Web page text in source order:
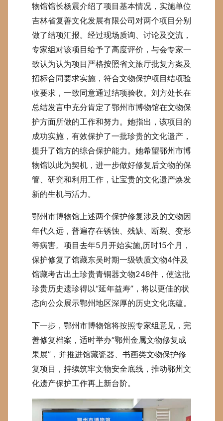
物馆馆长杨震介绍了项目基本情况，实施单位
吉林省复善文化发展有限公司对两个项目分别
做了结项汇报。经过现场质询、讨论及交流，
专家组对该项目给予了高度评价，与会专家一
致认为认为项目严格按照省文旅厅批复方案及
招标合同要求实施，符合文物保护项目结项验
收要求，一致同意通过结项验收。刘方处长在
总结发言中充分肯定了鄂州市博物馆在文物保
护方面所做的工作和努力。她指出，该项目的
成功实施，有效保护了一批珍贵的文化遗产，
提升了馆方的综合保护能力。她希望鄂州市博
物馆以此为契机，进一步做好修复后文物的保
管、研究和利用工作，让宝贵的文化遗产焕发
新的生机与活力。
鄂州市博物馆上述两个保护修复涉及的文物因
年代久远，普遍存在锈蚀、残缺、断裂、变形
等病害。项目去年5月开始实施,历时15个月，
保护修复了馆藏东吴时期一级铁质文物4件及
馆藏考古出土珍贵青铜器文物248件，使这批
珍贵历史遗珍得以“延年益寿”，将以更佳的状
态向公众展示鄂州地区深厚的历史文化底蕴。
下一步，鄂州市博物馆将按照专家组意见，完
善修复档案，适时举办“鄂州金属文物修复成
果展”，并推进馆藏瓷器、书画类文物保护修
复项目，持续筑牢文物安全底线，推动鄂州文
化遗产保护工作再上新台阶。